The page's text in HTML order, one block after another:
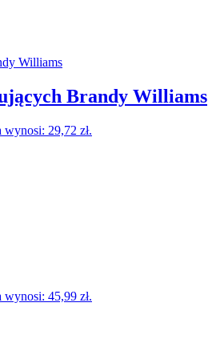
Brandy Williams
29,72 zł.
45,99 zł.